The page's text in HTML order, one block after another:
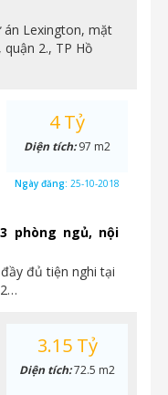
Lexington, mặt
2., TP Hồ
phòng ngủ, nội
đầy đủ tiện nghi tại
4 Tỷ
Diện tích:97 m2
Ngày đăng: 25-10-2018
3.15 Tỷ
Diện tích:72.5 m2